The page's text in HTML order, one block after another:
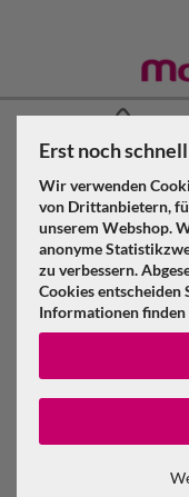
Erst noch
Wir verwenden
von Drittanbietern,
unserem Webshop.
anonyme
zu verbessern.
Cookies entscheiden
Informationen finden
Molton Markt »
Konfektioniert & geöst
Satinmolton B1
H=6m
Satinmolton
B=3m (geöst)